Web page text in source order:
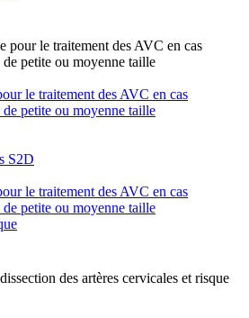
le traitement des AVC en cas
petite ou moyenne taille
S2D
le traitement des AVC en cas
petite ou moyenne taille